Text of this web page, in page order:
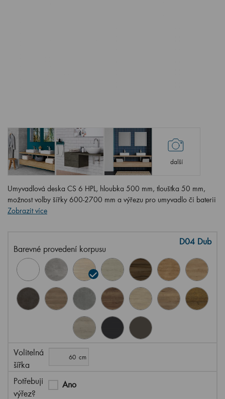
další
Umyvadlová deska CS 6 HPL, hloubka 500 mm, tloušťka 50 mm,
možnost volby šířky 600-2700 mm a výřezu pro umyvadlo či baterii
Zobrazit více
Barevné provedení korpusu
D04 Dub
Volitelná
šířka
Potřebuji
výřez?
Ano